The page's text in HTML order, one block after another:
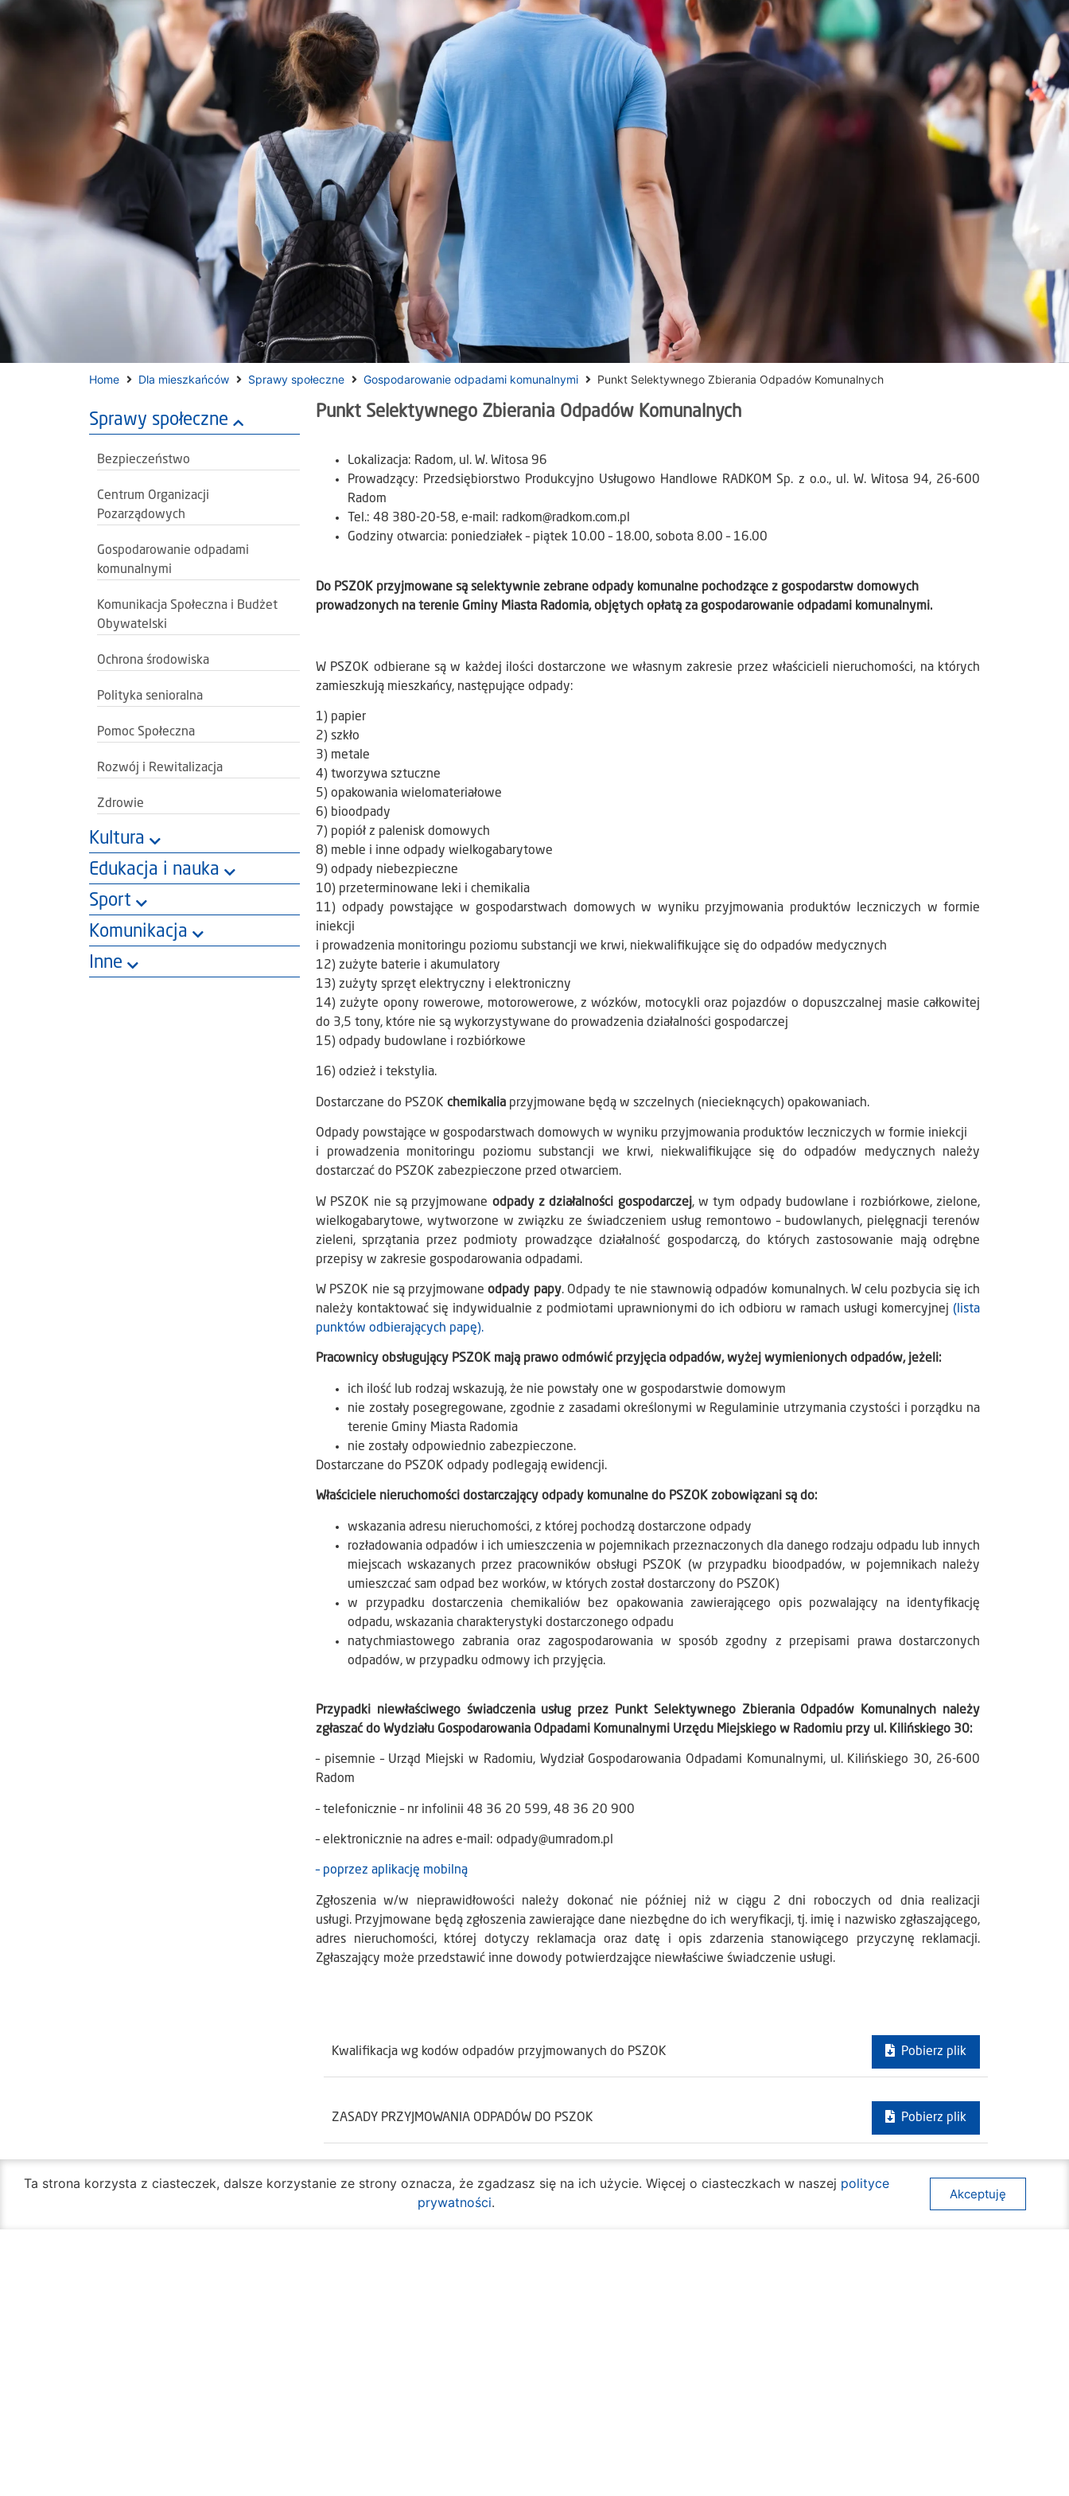
Home Dla mieszkańców Sprawy społeczne Gospodarowanie odpadami komunalnymi Punkt Selektywnego Zbierania Odpadów Komunalnych
Sprawy społeczne
Bezpieczeństwo
Centrum Organizacji
Pozarządowych
Gospodarowanie odpadami
komunalnymi
Komunikacja Społeczna i Budżet
Obywatelski
Ochrona środowiska
Polityka senioralna
Pomoc Społeczna
Rozwój i Rewitalizacja
Zdrowie
Kultura
Edukacja i nauka
Sport
Komunikacja
Inne
Punkt Selektywnego Zbierania Odpadów Komunalnych
Lokalizacja: Radom, ul. W. Witosa 96
Prowadzący: Przedsiębiorstwo Produkcyjno Usługowo Handlowe RADKOM Sp. z o.o., ul. W. Witosa 94, 26-600
Radom
Tel.: 48 380-20-58, e-mail: radkom@radkom.com.pl
Godziny otwarcia: poniedziałek – piątek 10.00 – 18.00, sobota 8.00 – 16.00
Do PSZOK przyjmowane są selektywnie zebrane odpady komunalne pochodzące z gospodarstw domowych
prowadzonych na terenie Gminy Miasta Radomia, objętych opłatą za gospodarowanie odpadami komunalnymi.
W PSZOK odbierane są w każdej ilości dostarczone we własnym zakresie przez właścicieli nieruchomości, na których
zamieszkują mieszkańcy, następujące odpady:
1) papier
2) szkło
3) metale
4) tworzywa sztuczne
5) opakowania wielomateriałowe
6) bioodpady
7) popiół z palenisk domowych
8) meble i inne odpady wielkogabarytowe
9) odpady niebezpieczne
10) przeterminowane leki i chemikalia
11) odpady powstające w gospodarstwach domowych w wyniku przyjmowania produktów leczniczych w formie
iniekcji
i prowadzenia monitoringu poziomu substancji we krwi, niekwalifikujące się do odpadów medycznych
12) zużyte baterie i akumulatory
13) zużyty sprzęt elektryczny i elektroniczny
14) zużyte opony rowerowe, motorowerowe, z wózków, motocykli oraz pojazdów o dopuszczalnej masie całkowitej
do 3,5 tony, które nie są wykorzystywane do prowadzenia działalności gospodarczej
15) odpady budowlane i rozbiórkowe
16) odzież i tekstylia.
Dostarczane do PSZOK chemikalia przyjmowane będą w szczelnych (niecieknących) opakowaniach.
Odpady powstające w gospodarstwach domowych w wyniku przyjmowania produktów leczniczych w formie iniekcji
i prowadzenia monitoringu poziomu substancji we krwi, niekwalifikujące się do odpadów medycznych należy
dostarczać do PSZOK zabezpieczone przed otwarciem.
W PSZOK nie są przyjmowane odpady z działalności gospodarczej, w tym odpady budowlane i rozbiórkowe, zielone,
wielkogabarytowe, wytworzone w związku ze świadczeniem usług remontowo – budowlanych, pielęgnacji terenów
zieleni, sprzątania przez podmioty prowadzące działalność gospodarczą, do których zastosowanie mają odrębne
przepisy w zakresie gospodarowania odpadami.
W PSZOK nie są przyjmowaneodpady papy. Odpady te nie stawnowią odpadów komunalnych. W celu pozbycia się ich
należy kontaktować się indywidualnie z podmiotami uprawnionymi do ich odbioru w ramach usługi komercyjnej ( lista
punktów odbierających papę).
Pracownicy obsługujący PSZOK mają prawo odmówić przyjęcia odpadów, wyżej wymienionych odpadów, jeżeli:
ich ilość lub rodzaj wskazują, że nie powstały one w gospodarstwie domowym
nie zostały posegregowane, zgodnie z zasadami określonymi w Regulaminie utrzymania czystości i porządku na
terenie Gminy Miasta Radomia
nie zostały odpowiednio zabezpieczone.
Dostarczane do PSZOK odpady podlegają ewidencji.
Właściciele nieruchomości dostarczający odpady komunalne do PSZOK zobowiązani są do:
wskazania adresu nieruchomości, z której pochodzą dostarczone odpady
rozładowania odpadów i ich umieszczenia w pojemnikach przeznaczonych dla danego rodzaju odpadu lub innych
miejscach wskazanych przez pracowników obsługi PSZOK (w przypadku bioodpadów, w pojemnikach należy
umieszczać sam odpad bez worków, w których został dostarczony do PSZOK)
w przypadku dostarczenia chemikaliów bez opakowania zawierającego opis pozwalający na identyfikację
odpadu, wskazania charakterystyki dostarczonego odpadu
natychmiastowego zabrania oraz zagospodarowania w sposób zgodny z przepisami prawa dostarczonych
odpadów, w przypadku odmowy ich przyjęcia.
Przypadki niewłaściwego świadczenia usług przez Punkt Selektywnego Zbierania Odpadów Komunalnych należy
zgłaszać do Wydziału Gospodarowania Odpadami Komunalnymi Urzędu Miejskiego w Radomiu przy ul. Kilińskiego 30:
– pisemnie – Urząd Miejski w Radomiu, Wydział Gospodarowania Odpadami Komunalnymi, ul. Kilińskiego 30, 26-600
Radom
– telefonicznie – nr infolinii 48 36 20 599, 48 36 20 900
– elektronicznie na adres e-mail: odpady@umradom.pl
– poprzez aplikację mobilną
Zgłoszenia w/w nieprawidłowości należy dokonać nie później niż w ciągu 2 dni roboczych od dnia realizacji
usługi. Przyjmowane będą zgłoszenia zawierające dane niezbędne do ich weryfikacji, tj. imię i nazwisko zgłaszającego,
adres nieruchomości, której dotyczy reklamacja oraz datę i opis zdarzenia stanowiącego przyczynę reklamacji.
Zgłaszający może przedstawić inne dowody potwierdzające niewłaściwe świadczenie usługi.
Kwalifikacja wg kodów odpadów przyjmowanych do PSZOK Pobierz plik
ZASADY PRZYJMOWANIA ODPADÓW DO PSZOK Pobierz plik
Ta strona korzysta z ciasteczek, dalsze korzystanie ze strony oznacza, że zgadzasz się na ich użycie. Więcej o ciasteczkach w naszej polityce
prywatności. Akceptuję